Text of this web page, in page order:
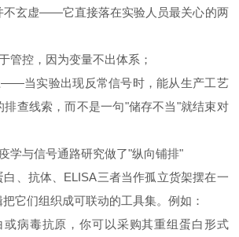
不玄虚——它直接落在实验人员最关心的两
管控，因为变量不出体系；
——当实验出现反常信号时，能从生产工艺
排查线索，而不是一句"储存不当"就结束对
学与信号通路研究做了"纵向铺排"
白、抗体、ELISA三者当作孤立货架摆在一
它们组织成可联动的工具集。例如：
或病毒抗原，你可以采购其重组蛋白形式